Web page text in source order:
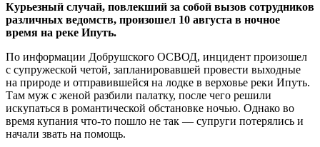
Курьезный случай, повлекший за собой вызов сотрудников
различных ведомств, произошел 10 августа в ночное
время на реке Ипуть.
По информации Добрушского ОСВОД, инцидент произошел
с супружеской четой, запланировавшей провести выходные
на природе и отправившейся на лодке в верховье реки Ипуть.
Там муж с женой разбили палатку, после чего решили
искупаться в романтической обстановке ночью. Однако во
время купания что-то пошло не так — супруги потерялись и
начали звать на помощь.